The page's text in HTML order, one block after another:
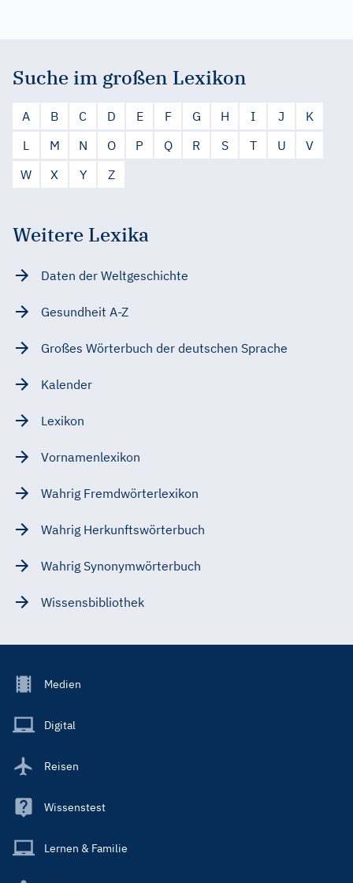
Suche im großen Lexikon
A B C D E F G H I J
K
L
M N O P Q R S T U
V
W
X Y Z
Weitere Lexika
Daten der Weltgeschichte
Gesundheit A-Z
Großes Wörterbuch der deutschen Sprache
Kalender
Lexikon
Vornamenlexikon
Wahrig Fremdwörterlexikon
Wahrig Herkunftswörterbuch
Wahrig Synonymwörterbuch
Wissensbibliothek
Footer
Main
Medien
Digital
Reisen
Wissenstest
Lernen & Familie